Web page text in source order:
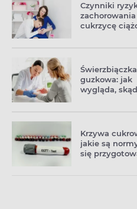
Czynniki
zachorowania
cukrzycę
Świerzbiączka
guzkowa: jak
wygląda,
Krzywa
jakie są
się